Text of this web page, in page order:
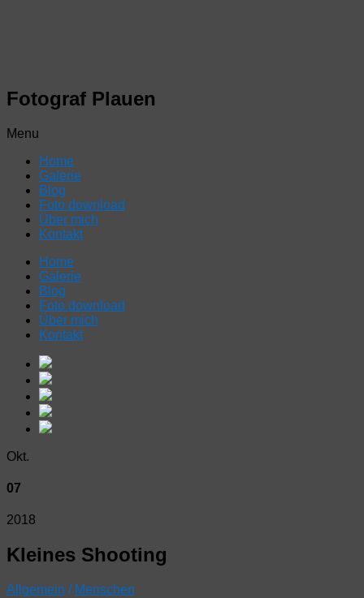
Fotograf Plauen
Menu
Home
Galerie
Blog
Foto download
Über mich
Kontakt
Home
Galerie
Blog
Foto download
Über mich
Kontakt
Okt.
07
2018
Kleines Shooting
Allgemein / Menschen